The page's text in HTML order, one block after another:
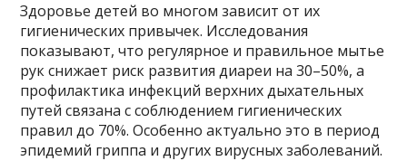
Здоровье детей во многом зависит от их
гигиенических привычек. Исследования
показывают, что регулярное и правильное мытье
рук снижает риск развития диареи на 30–50%, а
профилактика инфекций верхних дыхательных
путей связана с соблюдением гигиенических
правил до 70%. Особенно актуально это в период
эпидемий гриппа и других вирусных заболеваний.